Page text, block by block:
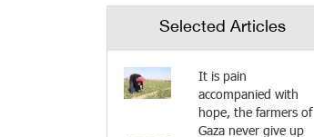
Selected Articles
It is pain
accompanied with
hope, the farmers of
Gaza never give up